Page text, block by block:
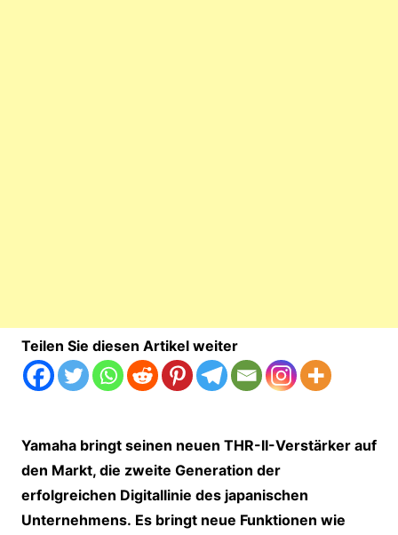
Teilen Sie diesen Artikel weiter
Yamaha bringt seinen neuen THR-II-Verstärker auf
den Markt, die zweite Generation der
erfolgreichen Digitallinie des japanischen
Unternehmens. Es bringt neue Funktionen wie